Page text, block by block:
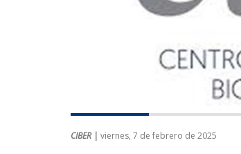
CIBER | viernes, 7 de febrero de 2025